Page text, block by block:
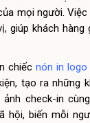
mọi người.
giúp khách hàng
chiếc nón in logo
tạo ra những
check-in
hội, biến mỗi